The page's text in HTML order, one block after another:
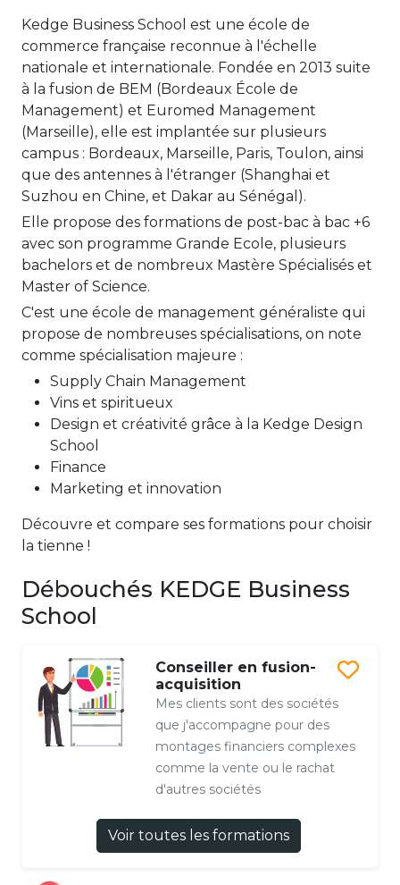
Kedge Business School est une école de
commerce française reconnue à l'échelle
nationale et internationale. Fondée en 2013 suite
à la fusion de BEM (Bordeaux École de
Management) et Euromed Management
(Marseille), elle est implantée sur plusieurs
campus : Bordeaux, Marseille, Paris, Toulon, ainsi
que des antennes à l'étranger (Shanghai et
Suzhou en Chine, et Dakar au Sénégal).
Elle propose des formations de post-bac à bac +6
avec son programme Grande Ecole, plusieurs
bachelors et de nombreux Mastère Spécialisés et
Master of Science.
C'est une école de management généraliste qui
propose de nombreuses spécialisations, on note
comme spécialisation majeure :
Supply Chain Management
Vins et spiritueux
Design et créativité grâce à la Kedge Design
School
Finance
Marketing et innovation
Découvre et compare ses formations pour choisir
la tienne !
Débouchés KEDGE Business
School
Conseiller en fusion-
acquisition
Mes clients sont des sociétés
que j'accompagne pour des
montages financiers complexes
comme la vente ou le rachat
d'autres sociétés
Voir toutes les formations